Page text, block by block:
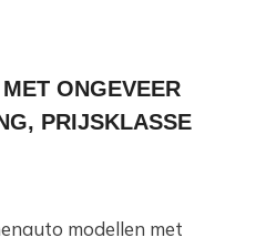
ONGEVEER
PRIJSKLASSE
modellen met